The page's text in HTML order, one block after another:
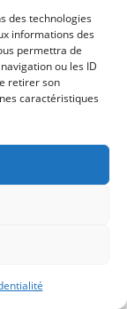
des technologies
informations des
permettra de
ou les ID
retirer son
caractéristiques